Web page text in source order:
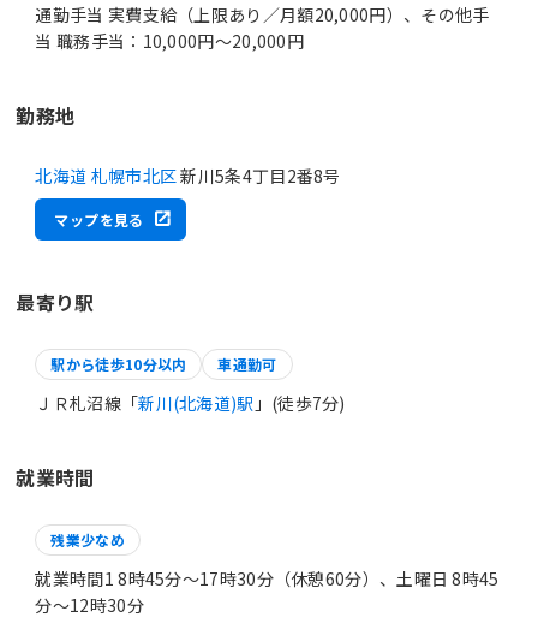
通勤手当 実費支給（上限あり／月額20,000円）、その他手
当 職務手当：10,000円～20,000円
勤務地
北海道 札幌市北区新川5条4丁目2番8号
マップを見る
最寄り駅
駅から徒歩10分以内 車通勤可
ＪＲ札沼線「新川(北海道)駅 」(徒歩7分)
就業時間
残業少なめ
就業時間1 8時45分〜17時30分（休憩60分）、土曜日 8時45
分〜12時30分